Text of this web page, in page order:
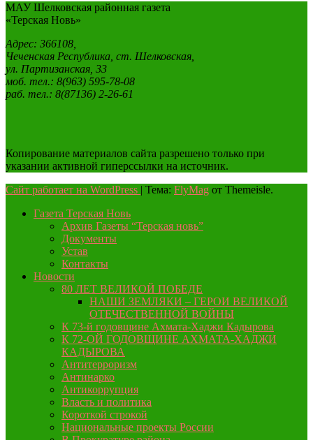
МАУ Шелковская районная газета
«Терская Новь»
Адрес: 366108,
Чеченская Республика, ст. Шелковская,
ул. Партизанская, 33
моб. тел.: 8(963) 595-78-08
раб. тел.: 8(87136) 2-26-61
Копирование материалов сайта разрешено только при
указании активной гиперссылки на источник.
Сайт работает на WordPress | Тема: FlyMag от Themeisle.
Газета Терская Новь
Архив Газеты “Терская новь”
Документы
Устав
Контакты
Новости
80 ЛЕТ ВЕЛИКОЙ ПОБЕДЕ
НАШИ ЗЕМЛЯКИ – ГЕРОИ ВЕЛИКОЙ
ОТЕЧЕСТВЕННОЙ ВОЙНЫ
К 73-й годовщине Ахмата-Хаджи Кадырова
К 72-ОЙ ГОДОВЩИНЕ АХМАТА-ХАДЖИ
КАДЫРОВА
Антитерроризм
Антинарко
Антикоррупция
Власть и политика
Короткой строкой
Национальные проекты России